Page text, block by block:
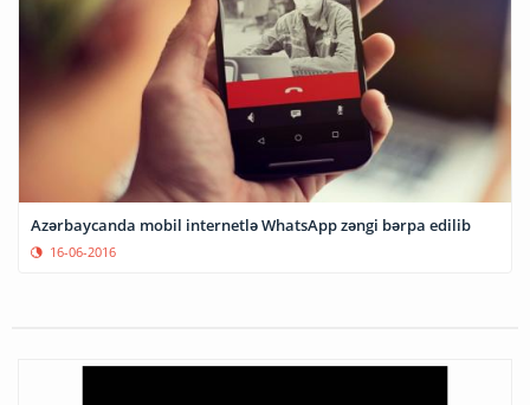
Azərbaycanda mobil internetlə WhatsApp zəngi bərpa edilib
16-06-2016